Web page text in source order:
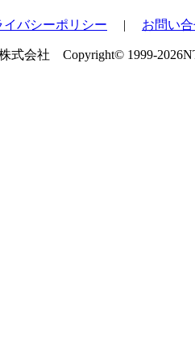
イバシーポリシー | お問い
式会社 Copyright© 1999-